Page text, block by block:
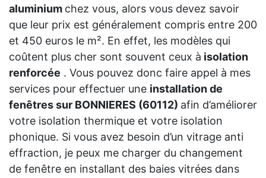
aluminium chez vous, alors vous devez savoir
que leur prix est généralement compris entre 200
et 450 euros le m². En effet, les modèles qui
coûtent plus cher sont souvent ceux à isolation
renforcée . Vous pouvez donc faire appel à mes
services pour effectuer une installation de
fenêtres sur BONNIERES (60112) afin d’améliorer
votre isolation thermique et votre isolation
phonique. Si vous avez besoin d’un vitrage anti
effraction, je peux me charger du changement
de fenêtre en installant des baies vitrées dans